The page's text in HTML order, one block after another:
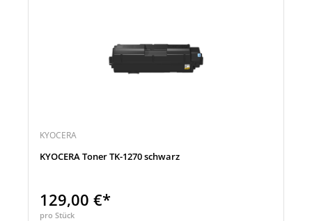
KYOCERA
KYOCERA Toner TK-1270 schwarz
129,00 €*
pro Stück